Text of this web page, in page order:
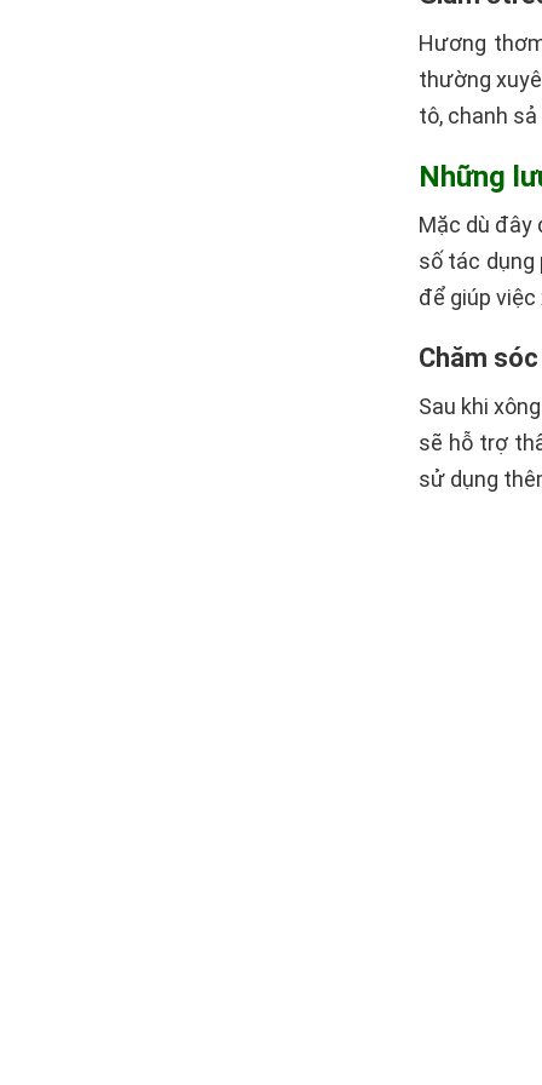
Hương
thường
tô, chanh
Những
Mặc dù đây
số tác dụng
để giúp việc
Chăm
Sau khi
sẽ hỗ trợ
sử dụng